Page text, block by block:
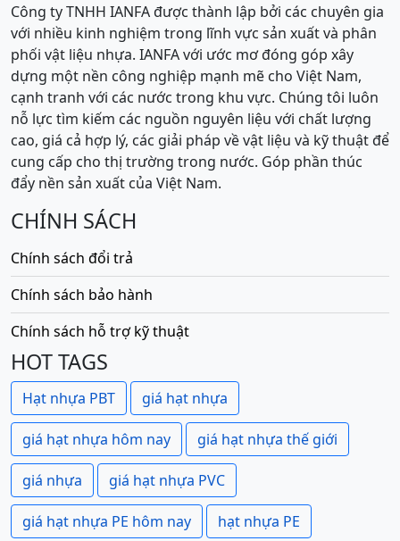
Công ty TNHH IANFA được thành lập bởi các chuyên gia
với nhiều kinh nghiệm trong lĩnh vực sản xuất và phân
phối vật liệu nhựa. IANFA với ước mơ đóng góp xây
dựng một nền công nghiệp mạnh mẽ cho Việt Nam,
cạnh tranh với các nước trong khu vực. Chúng tôi luôn
nỗ lực tìm kiếm các nguồn nguyên liệu với chất lượng
cao, giá cả hợp lý, các giải pháp về vật liệu và kỹ thuật để
cung cấp cho thị trường trong nước. Góp phần thúc
đẩy nền sản xuất của Việt Nam.
CHÍNH SÁCH
Chính sách đổi trả
Chính sách bảo hành
Chính sách hỗ trợ kỹ thuật
HOT TAGS
Hạt nhựa PBT giá hạt nhựa
giá hạt nhựa hôm nay giá hạt nhựa thế giới
giá nhựa giá hạt nhựa PVC
giá hạt nhựa PE hôm nay hạt nhựa PE